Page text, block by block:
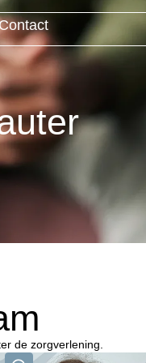
de zorgverlening.